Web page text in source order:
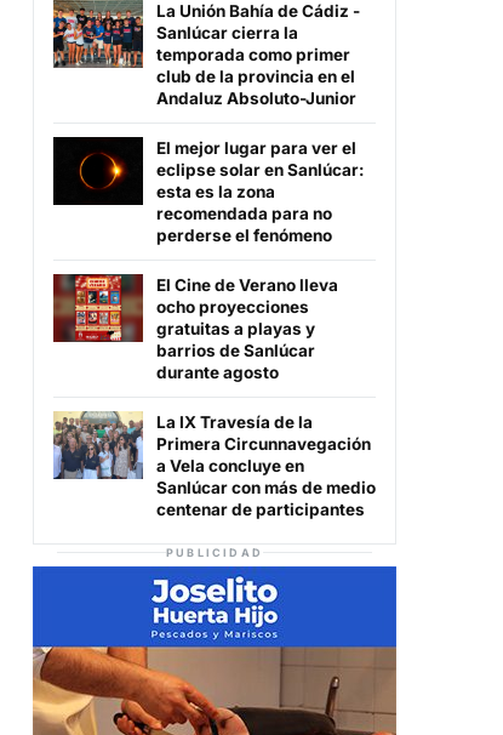
La Unión Bahía de Cádiz -
Sanlúcar cierra la
temporada como primer
club de la provincia en el
Andaluz Absoluto-Junior
El mejor lugar para ver el
eclipse solar en Sanlúcar:
esta es la zona
recomendada para no
perderse el fenómeno
El Cine de Verano lleva
ocho proyecciones
gratuitas a playas y
barrios de Sanlúcar
durante agosto
La IX Travesía de la
Primera Circunnavegación
a Vela concluye en
Sanlúcar con más de medio
centenar de participantes
PUBLICIDAD